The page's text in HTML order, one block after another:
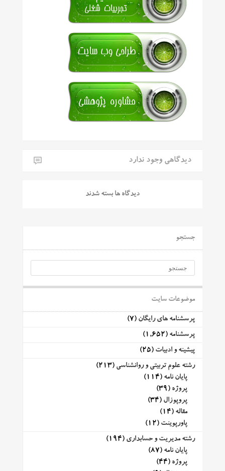
دیدگاهی وجود ندارد
دیدگاه ها بسته شدند
جستجو
موضوعات سایت
پرسشنامه های رایگان (7)
پرسشنامه (1,652)
پیشینه و ادبیات (25)
رشته علوم تربیتی و روانشناسی (213)
پایان نامه (114)
پروژه (39)
پروپوزال (34)
مقاله (14)
پاورپوینت (12)
رشته مدیریت و حسابداری (194)
پایان نامه (87)
پروژه (44)